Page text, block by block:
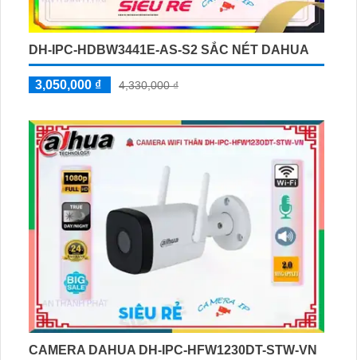
DH-IPC-HDBW3441E-AS-S2 SẮC NÉT DAHUA
3,050,000 ₫ 4,330,000 ₫
CAMERA DAHUA DH-IPC-HFW1230DT-STW-VN